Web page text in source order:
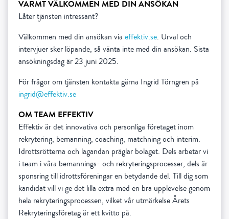
VARMT VÄLKOMMEN MED DIN ANSÖKAN
Låter tjänsten intressant?
Välkommen med din ansökan via effektiv.se. Urval och
intervjuer sker löpande, så vänta inte med din ansökan. Sista
ansökningsdag är 23 juni 2025.
För frågor om tjänsten kontakta gärna Ingrid Törngren på
ingrid@effektiv.se
OM TEAM EFFEKTIV
Effektiv är det innovativa och personliga företaget inom
rekrytering, bemanning, coaching, matchning och interim.
Idrottsrötterna och lagandan präglar bolaget. Dels arbetar vi
i team i våra bemannings- och rekryteringsprocesser, dels är
sponsring till idrottsföreningar en betydande del. Till dig som
kandidat vill vi ge det lilla extra med en bra upplevelse genom
hela rekryteringsprocessen, vilket vår utmärkelse Årets
Rekryteringsföretag är ett kvitto på.